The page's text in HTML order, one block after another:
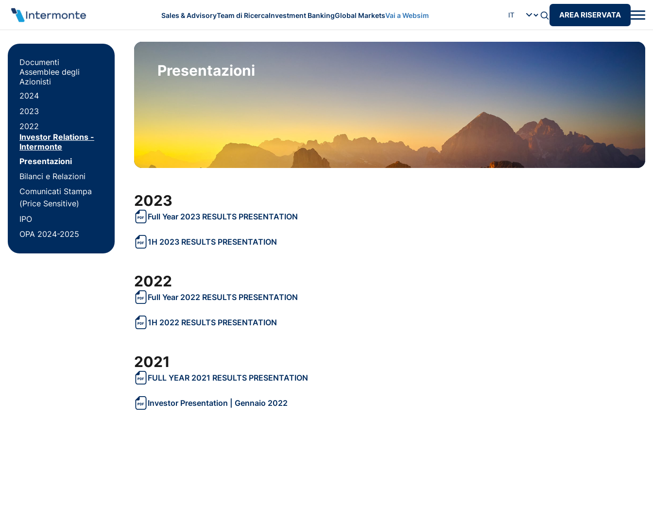
Sales & AdvisoryTeam di RicercaInvestment BankingGlobal MarketsVai a Websim AREA RISERVATA
Documenti
Assemblee degli
Azionisti
2024
2023
2022
Investor Relations -
Intermonte
Presentazioni
Bilanci e Relazioni
Comunicati Stampa
(Price Sensitive)
IPO
OPA 2024-2025
Presentazioni
2023
Full Year 2023 RESULTS PRESENTATION
1H 2023 RESULTS PRESENTATION
2022
Full Year 2022 RESULTS PRESENTATION
1H 2022 RESULTS PRESENTATION
2021
FULL YEAR 2021 RESULTS PRESENTATION
Investor Presentation | Gennaio 2022